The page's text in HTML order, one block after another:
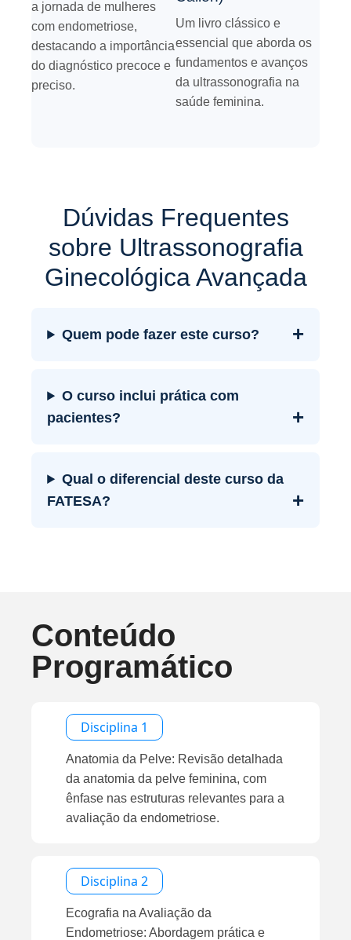
a jornada de mulheres
com endometriose,
destacando a importância
do diagnóstico precoce e
preciso.
Um livro clássico e
essencial que aborda os
fundamentos e avanços
da ultrassonografia na
saúde feminina.
Dúvidas Frequentes
sobre Ultrassonografia
Ginecológica Avançada
Quem pode fazer este curso? +
O curso inclui prática com
pacientes?
+
Qual o diferencial deste curso da
FATESA?
+
Conteúdo
Programático
Disciplina 1
Anatomia da Pelve: Revisão detalhada
da anatomia da pelve feminina, com
ênfase nas estruturas relevantes para a
avaliação da endometriose.
Disciplina 2
Ecografia na Avaliação da
Endometriose: Abordagem prática e